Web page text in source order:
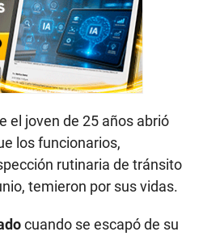
el joven de 25 años abrió
los funcionarios,
rutinaria de tránsito
temieron por sus vidas.
cuando se escapó de su